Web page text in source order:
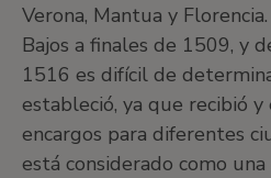
Verona, Mantua y
Bajos a finales de 1509, y
1516 es difícil de
estableció, ya que recibió
encargos para diferentes
está considerado como